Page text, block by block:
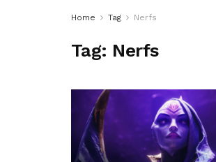
Home Tag Nerfs
Tag: Nerfs